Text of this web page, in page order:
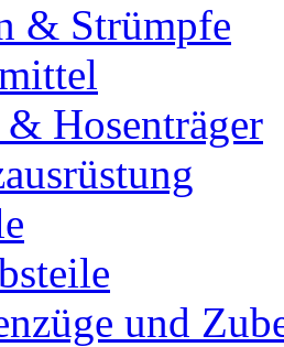
& Strümpfe
Hosenträger
und